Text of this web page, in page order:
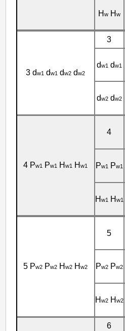
H wH w
3 dw1 dw1 dw2 dw2
3
dw1 dw1
dw2dw2
4 Pw1 Pw1 Hw1 Hw1
4
Pw1 Pw1
H w1 H w1
5 Pw2 Pw2 Hw2 Hw2
5
Pw2Pw2
H w2H w2
6